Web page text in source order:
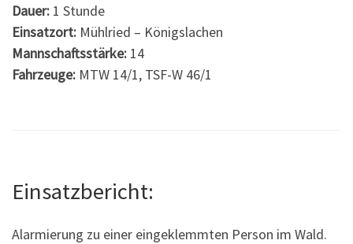
Dauer: 1 Stunde
Einsatzort: Mühlried – Königslachen
Mannschaftsstärke: 14
Fahrzeuge: MTW 14/1, TSF-W 46/1
Einsatzbericht:
Alarmierung zu einer eingeklemmten Person im Wald.